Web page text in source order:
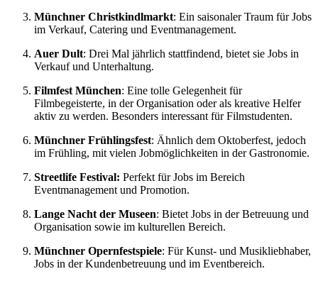
Münchner Christkindlmarkt: Ein saisonaler Traum für Jobs
im Verkauf, Catering und Eventmanagement.
Auer Dult: Drei Mal jährlich stattfindend, bietet sie Jobs in
Verkauf und Unterhaltung.
Filmfest München: Eine tolle Gelegenheit für
Filmbegeisterte, in der Organisation oder als kreative Helfer
aktiv zu werden. Besonders interessant für Filmstudenten.
Münchner Frühlingsfest: Ähnlich dem Oktoberfest, jedoch
im Frühling, mit vielen Jobmöglichkeiten in der Gastronomie.
Streetlife Festival: Perfekt für Jobs im Bereich
Eventmanagement und Promotion.
Lange Nacht der Museen: Bietet Jobs in der Betreuung und
Organisation sowie im kulturellen Bereich.
Münchner Opernfestspiele: Für Kunst- und Musikliebhaber,
Jobs in der Kundenbetreuung und im Eventbereich.